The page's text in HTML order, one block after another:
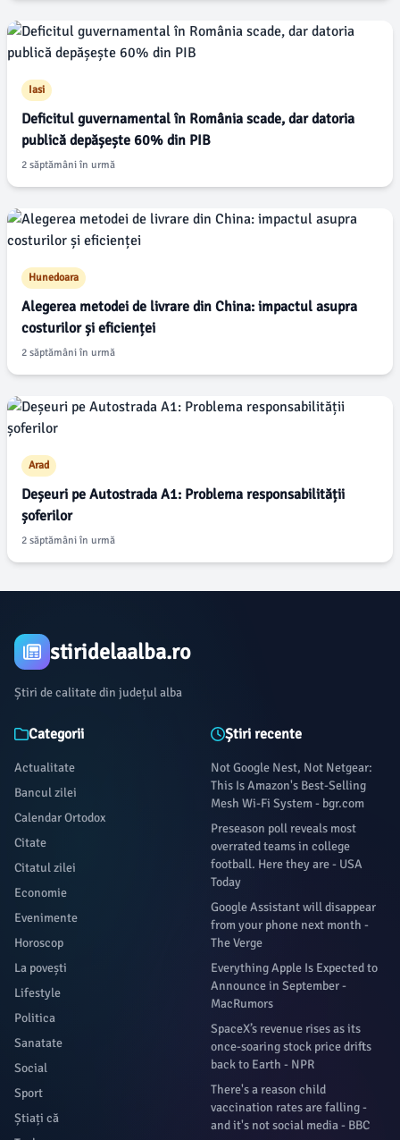
Iasi
Deficitul guvernamental în România scade, dar datoria
publică depășește 60% din PIB
2 săptămâni în urmă
Hunedoara
Alegerea metodei de livrare din China: impactul asupra
costurilor și eficienței
2 săptămâni în urmă
Arad
Deșeuri pe Autostrada A1: Problema responsabilității
șoferilor
2 săptămâni în urmă
stiridelaalba.ro
Știri de calitate din județul alba
Categorii
Actualitate
Bancul zilei
Calendar Ortodox
Citate
Citatul zilei
Economie
Evenimente
Horoscop
La povești
Lifestyle
Politica
Sanatate
Social
Sport
Știați că
Știri recente
Not Google Nest, Not Netgear:
This Is Amazon's Best-Selling
Mesh Wi-Fi System - bgr.com
Preseason poll reveals most
overrated teams in college
football. Here they are - USA
Today
Google Assistant will disappear
from your phone next month -
The Verge
Everything Apple Is Expected to
Announce in September -
MacRumors
SpaceX’s revenue rises as its
once-soaring stock price drifts
back to Earth - NPR
There's a reason child
vaccination rates are falling -
and it's not social media - BBC